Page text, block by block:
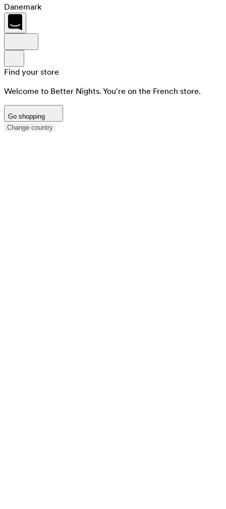
Danemark
Find your store
Welcome to Better Nights. You're on the French store.
Go shopping
Change country